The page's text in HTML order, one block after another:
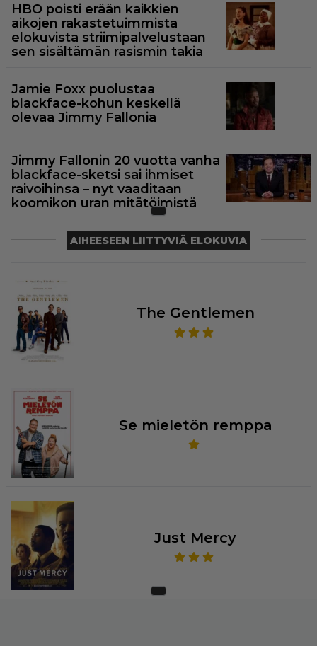
HBO poisti erään kaikkien
aikojen rakastetuimmista
elokuvista striimipalvelustaan
sen sisältämän rasismin takia
Jamie Foxx puolustaa
blackface-kohun keskellä
olevaa Jimmy Fallonia
Jimmy Fallonin 20 vuotta vanha
blackface-sketsi sai ihmiset
raivoihinsa – nyt vaaditaan
koomikon uran mitätöimistä
AIHEESEEN LIITTYVIÄ ELOKUVIA
The Gentlemen
Se mieletön remppa
Just Mercy